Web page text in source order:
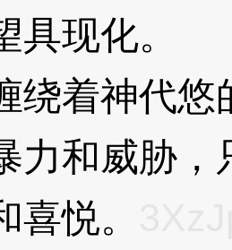
具现化。
着神代悠
力和威胁
悦。